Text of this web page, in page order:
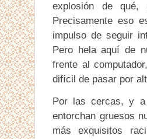
explosión de
Precisamente eso
impulso de seguir
Pero hela aquí de
frente al
difícil de pasar por
Por las cercas, y
entorchan gruesos
más exquisitos